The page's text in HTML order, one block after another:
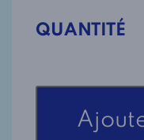
QUANTITÉ